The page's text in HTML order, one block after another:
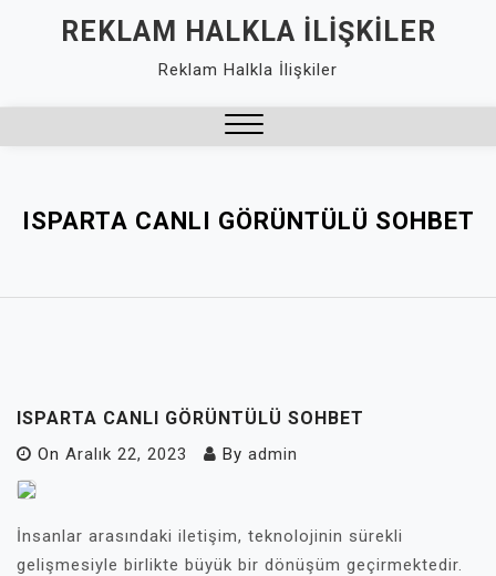
REKLAM HALKLA İLIŞKILER
Reklam Halkla İlişkiler
ISPARTA CANLI GÖRÜNTÜLÜ SOHBET
ISPARTA CANLI GÖRÜNTÜLÜ SOHBET
On Aralık 22, 2023 By admin
İnsanlar arasındaki iletişim, teknolojinin sürekli
gelişmesiyle birlikte büyük bir dönüşüm geçirmektedir.